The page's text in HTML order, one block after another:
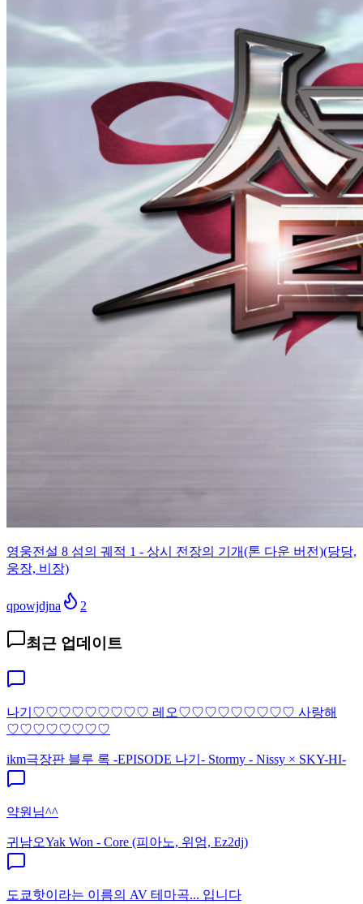
영웅전설 8 섬의 궤적 1 - 상시 전장의 기개(톤 다운 버전)(당당,
웅장, 비장)
qpowjdjna 2
최근 업데이트
나기♡♡♡♡♡♡♡♡♡ 레오♡♡♡♡♡♡♡♡♡ 사랑해
♡♡♡♡♡♡♡♡
ikm극장판 블루 록 -EPISODE 나기- Stormy - Nissy × SKY-HI-
약원님^^
귀남오Yak Won - Core (피아노, 위엄, Ez2dj)
도쿄핫이라는 이름의 AV 테마곡... 입니다